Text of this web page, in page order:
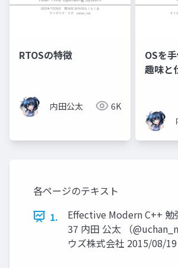
RTOSの特徴
内田公太 6K
OSを
趣味と
各ページのテキスト
1.
Effective Modern C++
37 内田 公太 （
ウズ株式会社 2015/08/19